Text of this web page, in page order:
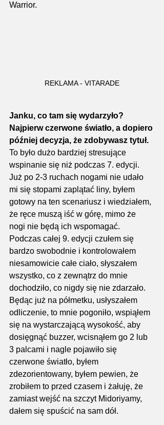
Warrior.
REKLAMA - VITARADE
Janku, co tam się wydarzyło?
Najpierw czerwone światło, a dopiero
później decyzja, że zdobywasz tytuł.
To było dużo bardziej stresujące
wspinanie się niż podczas 7. edycji.
Już po 2-3 ruchach nogami nie udało
mi się stopami zaplątać liny, byłem
gotowy na ten scenariusz i wiedziałem,
że ręce muszą iść w górę, mimo że
nogi nie będą ich wspomagać.
Podczas całej 9. edycji czułem się
bardzo swobodnie i kontrolowałem
niesamowicie całe ciało, słyszałem
wszystko, co z zewnątrz do mnie
dochodziło, co nigdy się nie zdarzało.
Będąc już na półmetku, usłyszałem
odliczenie, to mnie pogoniło, wspiąłem
się na wystarczającą wysokość, aby
dosięgnąć buzzer, wcisnąłem go 2 lub
3 palcami i nagle pojawiło się
czerwone światło, byłem
zdezorientowany, byłem pewien, że
zrobiłem to przed czasem i żałuję, że
zamiast wejść na szczyt Midoriyamy,
dałem się spuścić na sam dół.